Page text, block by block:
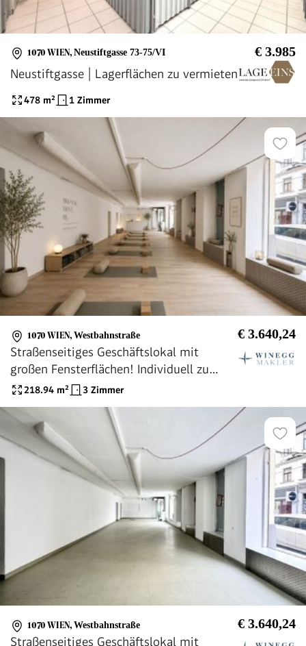
1070 WIEN, Neustiftgasse 73-75/VI € 3.985
Neustiftgasse | Lagerflächen zu vermieten
478 m² 1 Zimmer
1070 WIEN, Westbahnstraße € 3.640,24
Straßenseitiges Geschäftslokal mit
großen Fensterflächen! Individuell zu
gestalten! Ideal für Pilates, Yoga, Atelier
218.94 m² 3 Zimmer
1070 WIEN, Westbahnstraße € 3.640,24
Straßenseitiges Geschäftslokal mit